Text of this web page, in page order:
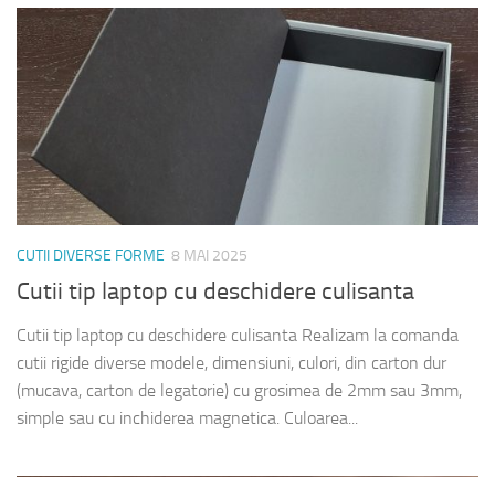
CUTII DIVERSE FORME 8 MAI 2025
Cutii tip laptop cu deschidere culisanta
Cutii tip laptop cu deschidere culisanta Realizam la comanda
cutii rigide diverse modele, dimensiuni, culori, din carton dur
(mucava, carton de legatorie) cu grosimea de 2mm sau 3mm,
simple sau cu inchiderea magnetica. Culoarea...